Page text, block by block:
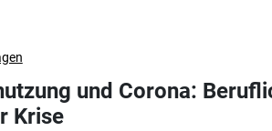
und Corona:
Krise